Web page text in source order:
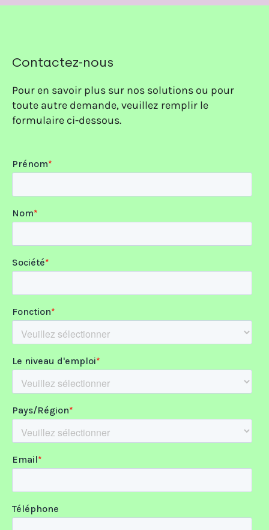
vos besoins.
Contactez-nous
Pour en savoir plus sur nos solutions ou pour
toute autre demande, veuillez remplir le
formulaire ci-dessous.